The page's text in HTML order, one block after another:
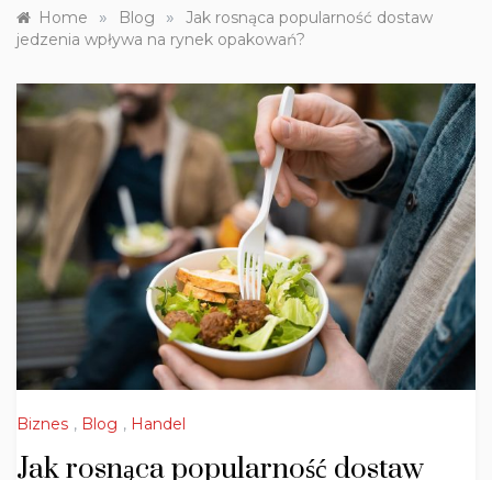
Home » Blog »
Jak rosnąca popularność dostaw
jedzenia wpływa na rynek opakowań?
Biznes , Blog , Handel
Jak rosnąca popularność dostaw